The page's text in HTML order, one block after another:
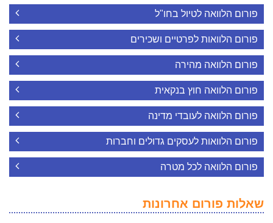
פורום הלוואה לטיול בחו"ל
פורום הלוואות לפרטיים ושכירים
פורום הלוואה מהירה
פורום הלוואה חוץ בנקאית
פורום הלוואה לעובדי מדינה
פורום הלוואות לעסקים גדולים וחברות
פורום הלוואה לכל מטרה
שאלות פורום אחרונות